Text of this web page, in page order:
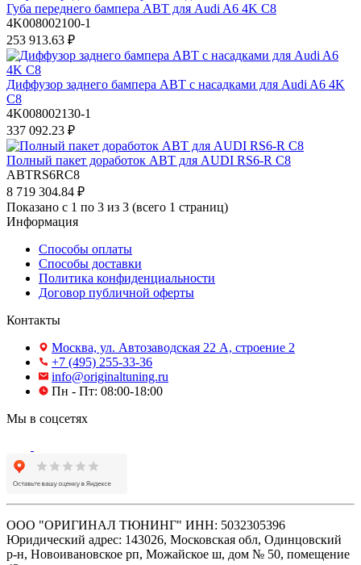
Губа переднего бампера ABT для Audi A6 4K C8
4K008002100-1
253 913.63 ₽
Диффузор заднего бампера ABT с насадками для Audi A6 4K
C8
4K008002130-1
337 092.23 ₽
Полный пакет доработок ABT для AUDI RS6-R C8
ABTRS6RC8
8 719 304.84 ₽
Показано с 1 по 3 из 3 (всего 1 страниц)
Информация
Способы оплаты
Способы доставки
Политика конфиденциальности
Договор публичной оферты
Контакты
Москва, ул. Автозаводская 22 А, строение 2
+7 (495) 255-33-36
info@originaltuning.ru
Пн - Пт: 08:00-18:00
Мы в соцсетях
ООО "ОРИГИНАЛ ТЮНИНГ" ИНН: 5032305396
Юридический адрес: 143026, Московская обл, Одинцовский
р-н, Новоивановское рп, Можайское ш, дом № 50, помещение